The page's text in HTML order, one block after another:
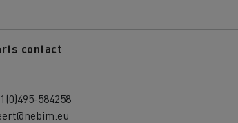
contact
584258